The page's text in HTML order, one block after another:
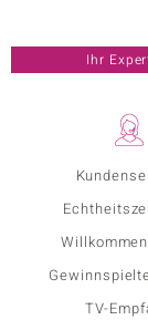
TV-
Ihr